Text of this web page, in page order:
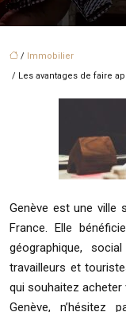
/ Immobilier
/ Les avantages de faire
Genève est une ville
France. Elle
géographique,
travailleurs et
qui souhaitez
Genève,